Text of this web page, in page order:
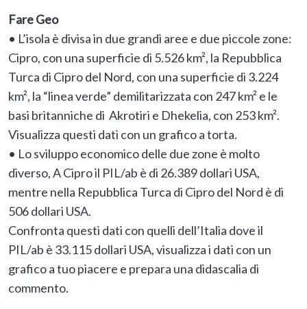
Fare Geo
• L’isola è divisa in due grandi aree e due piccole zone:
Cipro, con una superficie di 5.526 km², la Repubblica
Turca di Cipro del Nord, con una superficie di 3.224
km², la “linea verde” demilitarizzata con 247 km² e le
basi britanniche di Akrotiri e Dhekelia, con 253 km².
Visualizza questi dati con un grafico a torta.
• Lo sviluppo economico delle due zone è molto
diverso, A Cipro il PIL/ab è di 26.389 dollari USA,
mentre nella Repubblica Turca di Cipro del Nord è di
506 dollari USA.
Confronta questi dati con quelli dell’Italia dove il
PIL/ab è 33.115 dollari USA, visualizza i dati con un
grafico a tuo piacere e prepara una didascalia di
commento.